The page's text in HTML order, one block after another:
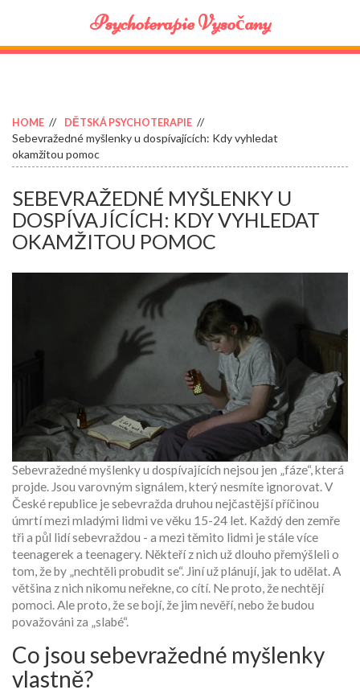
Psychoterapie Vysočany
HOME DĚTSKÁ PSYCHOTERAPIE
Sebevražedné myšlenky u dospívajících: Kdy vyhledat
okamžitou pomoc
SEBEVRAŽEDNÉ MYŠLENKY U
DOSPÍVAJÍCÍCH: KDY VYHLEDAT
OKAMŽITOU POMOC
Sebevražedné myšlenky u dospívajících nejsou jen „fáze“, která
projde. Jsou varovným signálem, který nesmíte ignorovat. V
České republice je sebevražda druhou nejčastější příčinou
úmrtí mezi mladými lidmi ve věku 15-24 let. Každý den zemře
tři a půl lidí sebevraždou - a mezi těmito lidmi je stále více
teenagerek a teenagery. Někteří z nich už dlouho přemýšleli o
tom, že by „nechtěli probudit se“. Jiní už plánují, jak to udělat. A
většina z nich nikomu neřekne, co cítí. Ne proto, že nechtějí
pomoci. Ale proto, že se bojí, že jim nevěří, nebo že budou
považováni za „slabé“.
Co jsou sebevražedné myšlenky
vlastně?